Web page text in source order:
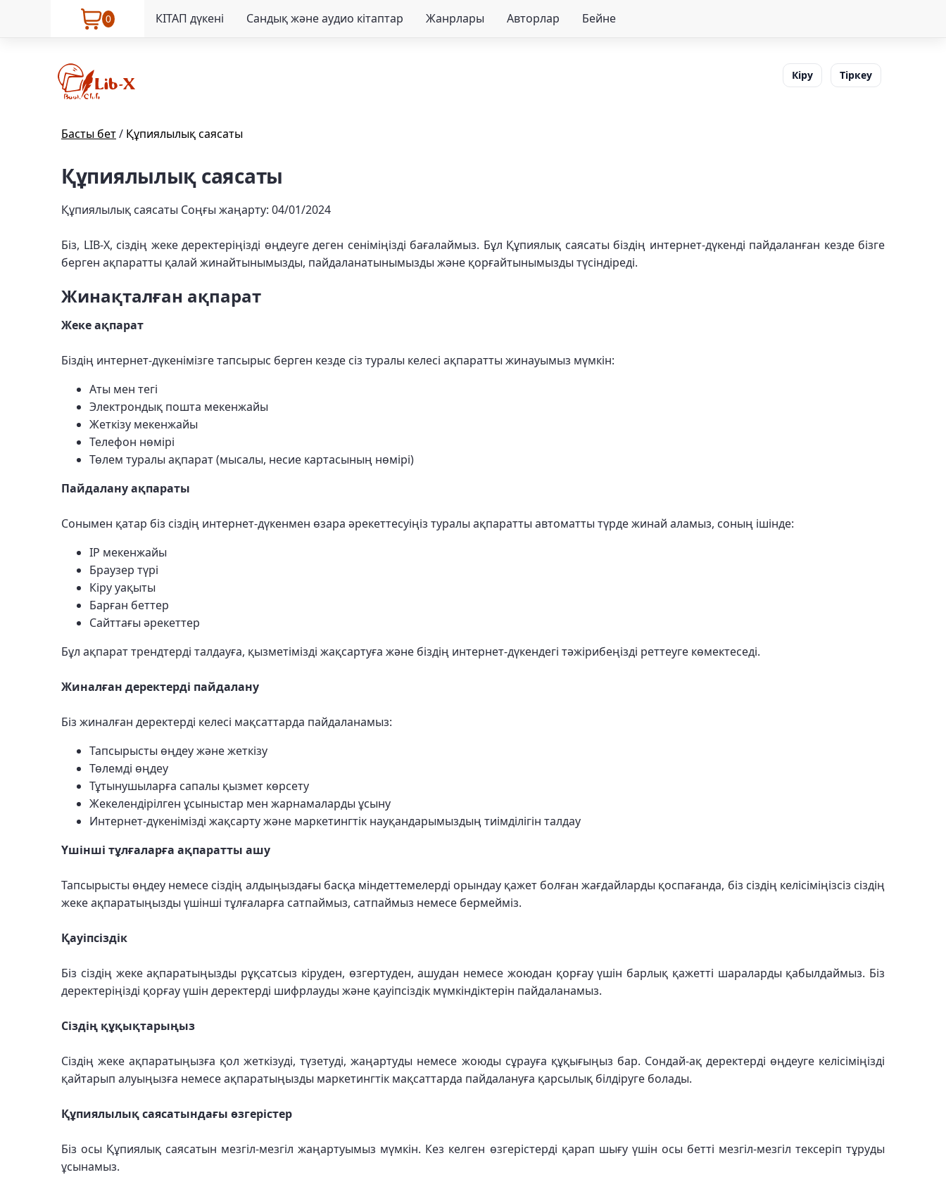
0 КІТАП дүкені Сандық және аудио кітаптар Жанрлары Авторлар Бейне
Кіру Тіркеу
Басты бет/ Құпиялылық саясаты
Құпиялылық саясаты
Құпиялылық саясаты Соңғы жаңарту: 04/01/2024
Біз, LIB-X, сіздің жеке деректеріңізді өңдеуге деген сеніміңізді бағалаймыз. Бұл Құпиялық саясаты біздің интернет-дүкенді пайдаланған кезде бізге
берген ақпаратты қалай жинайтынымызды, пайдаланатынымызды және қорғайтынымызды түсіндіреді.
Жинақталған ақпарат
Жеке ақпарат
Біздің интернет-дүкенімізге тапсырыс берген кезде сіз туралы келесі ақпаратты жинауымыз мүмкін:
Аты мен тегі
Электрондық пошта мекенжайы
Жеткізу мекенжайы
Телефон нөмірі
Төлем туралы ақпарат (мысалы, несие картасының нөмірі)
Пайдалану ақпараты
Сонымен қатар біз сіздің интернет-дүкенмен өзара әрекеттесуіңіз туралы ақпаратты автоматты түрде жинай аламыз, соның ішінде:
IP мекенжайы
Браузер түрі
Кіру уақыты
Барған беттер
Сайттағы әрекеттер
Бұл ақпарат трендтерді талдауға, қызметімізді жақсартуға және біздің интернет-дүкендегі тәжірибеңізді реттеуге көмектеседі.
Жиналған деректерді пайдалану
Біз жиналған деректерді келесі мақсаттарда пайдаланамыз:
Тапсырысты өңдеу және жеткізу
Төлемді өңдеу
Тұтынушыларға сапалы қызмет көрсету
Жекелендірілген ұсыныстар мен жарнамаларды ұсыну
Интернет-дүкенімізді жақсарту және маркетингтік науқандарымыздың тиімділігін талдау
Үшінші тұлғаларға ақпаратты ашу
Тапсырысты өңдеу немесе сіздің алдыңыздағы басқа міндеттемелерді орындау қажет болған жағдайларды қоспағанда, біз сіздің келісіміңізсіз сіздің
жеке ақпаратыңызды үшінші тұлғаларға сатпаймыз, сатпаймыз немесе бермейміз.
Қауіпсіздік
Біз сіздің жеке ақпаратыңызды рұқсатсыз кіруден, өзгертуден, ашудан немесе жоюдан қорғау үшін барлық қажетті шараларды қабылдаймыз. Біз
деректеріңізді қорғау үшін деректерді шифрлауды және қауіпсіздік мүмкіндіктерін пайдаланамыз.
Сіздің құқықтарыңыз
Сіздің жеке ақпаратыңызға қол жеткізуді, түзетуді, жаңартуды немесе жоюды сұрауға құқығыңыз бар. Сондай-ақ деректерді өңдеуге келісіміңізді
қайтарып алуыңызға немесе ақпаратыңызды маркетингтік мақсаттарда пайдалануға қарсылық білдіруге болады.
Құпиялылық саясатындағы өзгерістер
Біз осы Құпиялық саясатын мезгіл-мезгіл жаңартуымыз мүмкін. Кез келген өзгерістерді қарап шығу үшін осы бетті мезгіл-мезгіл тексеріп тұруды
ұсынамыз.